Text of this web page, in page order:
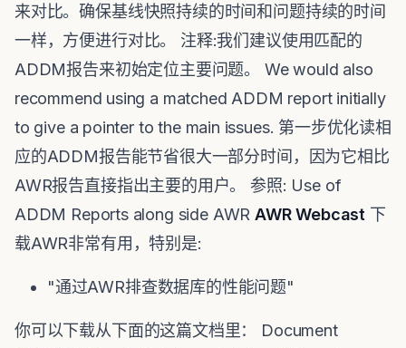
来对比。确保基线快照持续的时间和问题持续的时间
一样，方便进行对比。 注释:我们建议使用匹配的
ADDM报告来初始定位主要问题。 We would also
recommend using a matched ADDM report initially
to give a pointer to the main issues. 第一步优化读相
应的ADDM报告能节省很大一部分时间，因为它相比
AWR报告直接指出主要的用户。 参照: Use of
ADDM Reports along side AWR AWR Webcast 下
载AWR非常有用，特别是:
"通过AWR排查数据库的性能问题"
你可以下载从下面的这篇文档里： Document